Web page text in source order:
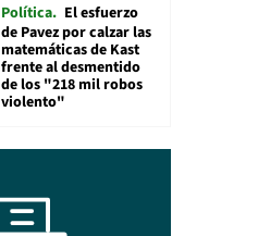
Política El esfuerzo
de Pavez por calzar las
matemáticas de Kast
frente al desmentido
de los "218 mil robos
violento"